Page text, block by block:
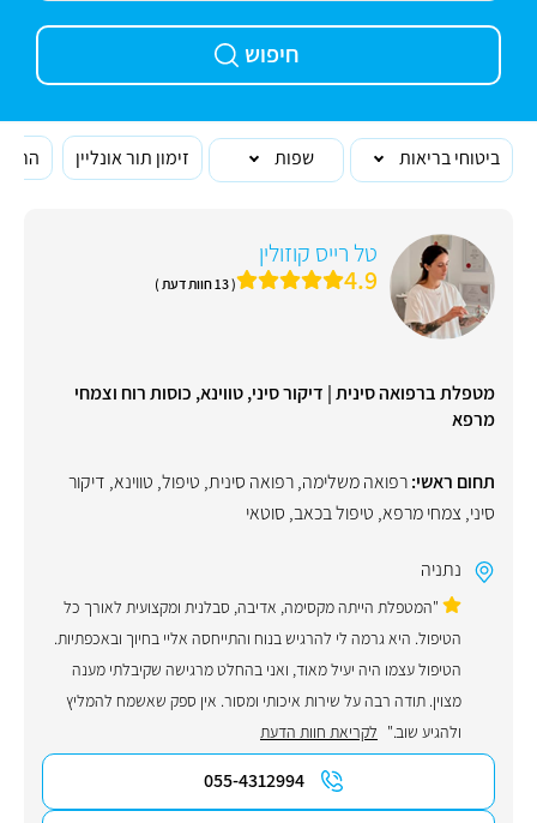
חיפוש
ביטוחי בריאות שפות זימון תור אונליין
טל רייס קוזולין
4.9 ( 13 חוות דעת )
מטפלת ברפואה סינית | דיקור סיני, טווינא, כוסות רוח וצמחי
מרפא
תחום ראשי:רפואה משלימה,רפואה סינית, טיפול, טווינא, דיקור
סיני, צמחי מרפא, טיפול בכאב, סוטאי
נתניה
"המטפלת הייתה מקסימה, אדיבה, סבלנית ומקצועית לאורך כל
הטיפול. היא גרמה לי להרגיש בנוח והתייחסה אליי בחיוך ובאכפתיות.
הטיפול עצמו היה יעיל מאוד, ואני בהחלט מרגישה שקיבלתי מענה
מצוין. תודה רבה על שירות איכותי ומסור. אין ספק שאשמח להמליץ
ולהגיע שוב." לקריאת חוות הדעת
055-4312994